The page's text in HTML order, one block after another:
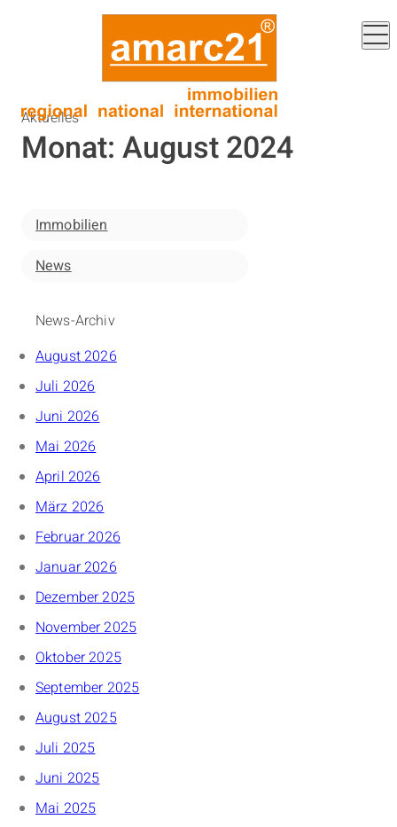
Aktuelles
Monat: August 2024
Immobilien
News
News-Archiv
August 2026
Juli 2026
Juni 2026
Mai 2026
April 2026
März 2026
Februar 2026
Januar 2026
Dezember 2025
November 2025
Oktober 2025
September 2025
August 2025
Juli 2025
Juni 2025
Mai 2025